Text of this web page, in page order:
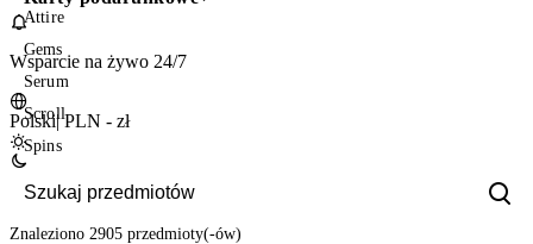
Wsparcie na żywo 24/7
Polski|PLN - zł
Attire
Gems
Serum
Scroll
Spins
Znaleziono 2905 przedmioty(-ów)